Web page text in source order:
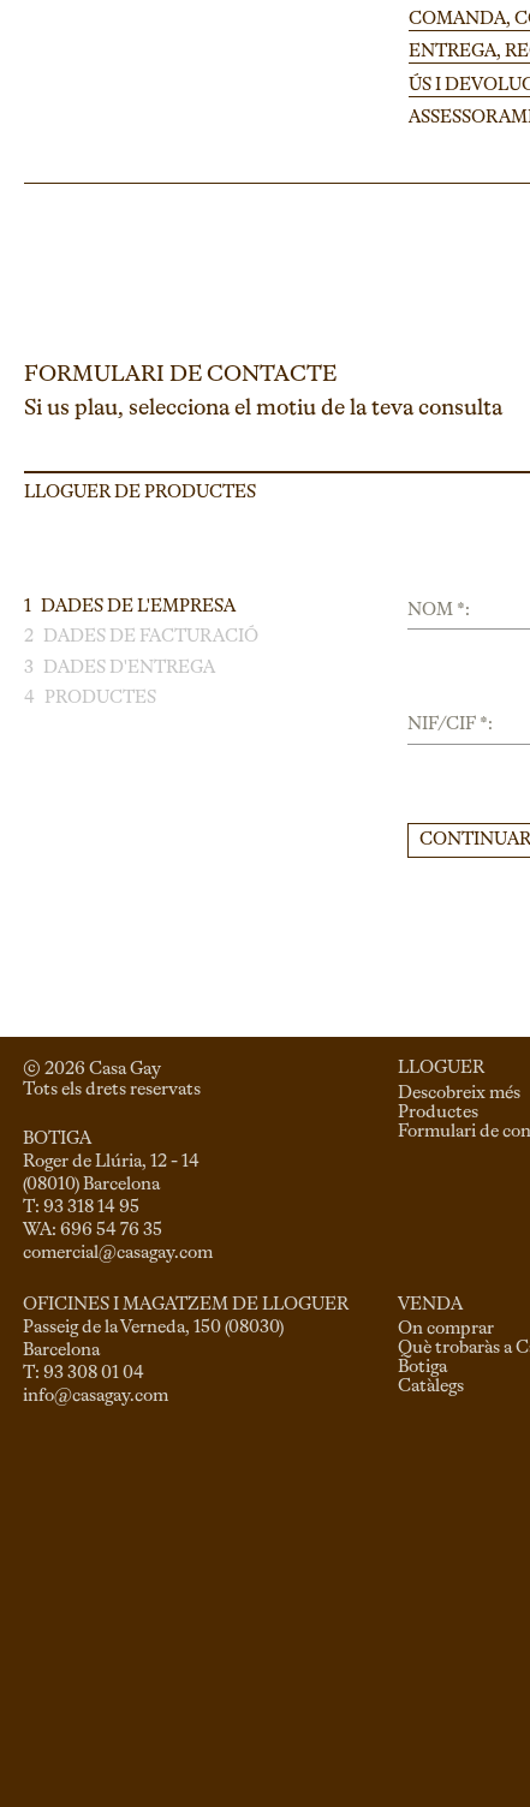
COMANDA,
ENTREGA,
ÚS I
FORMULARI DE CONTACTE
Si us plau, selecciona el motiu de la teva consulta
LLOGUER DE PRODUCTES
1 DADES DE L'EMPRESA
2
DADES DE FACTURACIÓ
3
DADES D'ENTREGA
4
PRODUCTES
NOM *:
NIF/CIF *:
© 2026 Casa Gay
Tots els drets reservats
BOTIGA
Roger de Llúria, 12 - 14
(08010) Barcelona
T: 93 318 14 95
comercial@casagay.com
OFICINES I MAGATZEM DE LLOGUER
Passeig de la Verneda, 150 (08030)
Barcelona
T: 93 308 01 04
info@casagay.com
LLOGUER
Descobreix més
Productes
Formulari de
VENDA
On comprar
Què trobaràs a
Botiga
Catàlegs